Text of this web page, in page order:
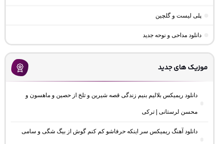
پلی لیست و گلچین
دانلود مداحی و نوحه جدید
موزیک های جدید
دانلود ریمیکس بلالیم بنیم زندگی قصه شیرین و تلخ از حصین و ماهسون و
محسن لرستانی | ترکی
دانلود آهنگ ریمیکس سر اینکه حرفاشو کم کنم گوش از بیگ شگی و سامی